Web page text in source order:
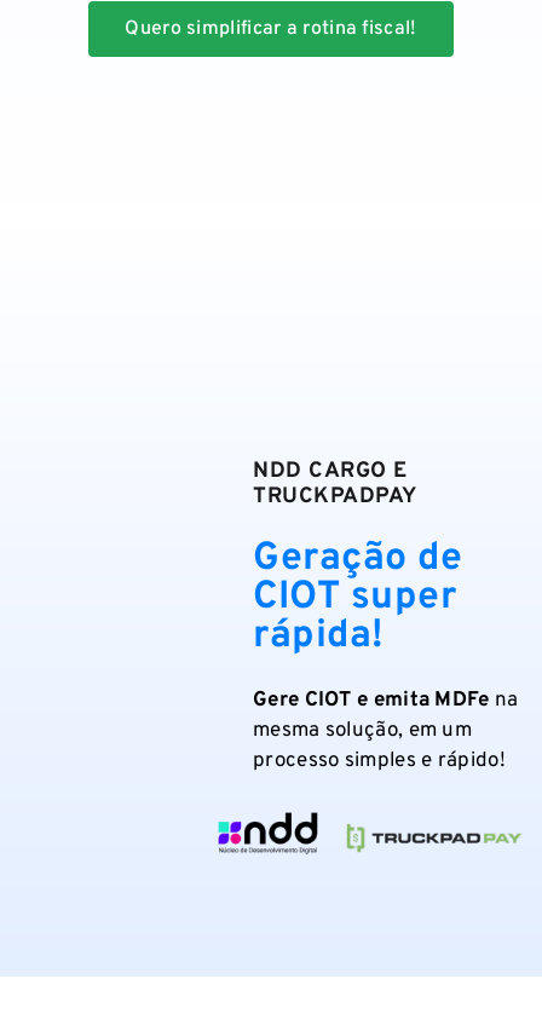
Quero simplificar a rotina fiscal!
NDD CARGO E
TRUCKPADPAY
Geração de
CIOT super
rápida!
Gere CIOT e emita MDFe na
mesma solução, em um
processo simples e rápido!